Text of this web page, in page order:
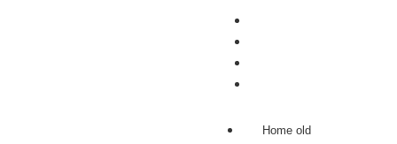
Home old